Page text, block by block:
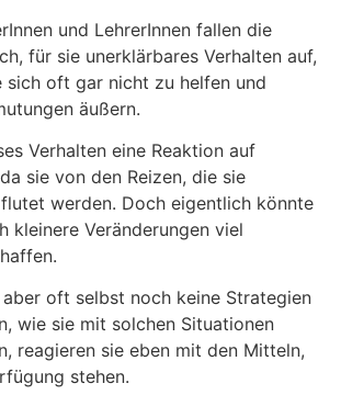
und LehrerInnen fallen die
für sie unerklärbares Verhalten auf,
sich oft gar nicht zu helfen und
äußern.
Verhalten eine Reaktion auf
sie von den Reizen, die sie
werden. Doch eigentlich könnte
kleinere Veränderungen viel
oft selbst noch keine Strategien
wie sie mit solchen Situationen
reagieren sie eben mit den Mitteln,
stehen.